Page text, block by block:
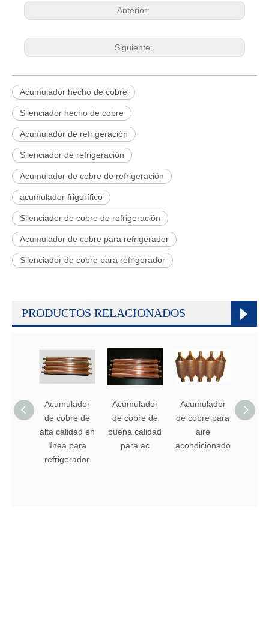
Anterior:
Siguiente:
Acumulador hecho de cobre
Silenciador hecho de cobre
Acumulador de refrigeración
Silenciador de refrigeración
Acumulador de cobre de refrigeración
acumulador frigorífico
Silenciador de cobre de refrigeración
Acumulador de cobre para refrigerador
Silenciador de cobre para refrigerador
PRODUCTOS RELACIONADOS
Acumulador
de cobre de
alta calidad en
línea para
refrigerador
Acumulador
de cobre de
buena calidad
para ac
Acumulador
de cobre para
aire
acondicionado
de